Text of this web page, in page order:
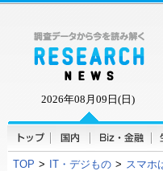
2026年08月09日(日)
TOP > IT・デジもの > スマホ